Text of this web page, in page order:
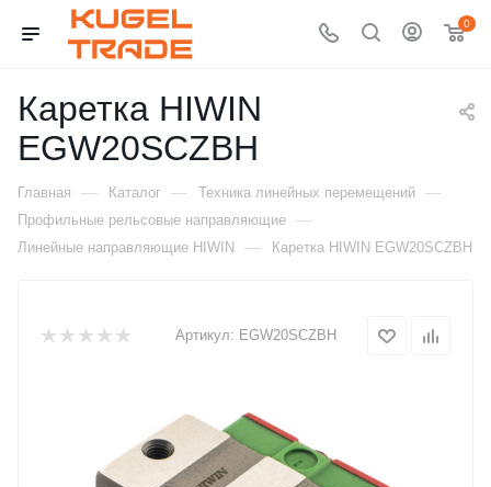
0
Каретка HIWIN
EGW20SCZBH
Главная — Каталог — Техника линейных перемещений —
Профильные рельсовые направляющие —
Линейные направляющие HIWIN — Каретка HIWIN EGW20SCZBH
Артикул: EGW20SCZBH